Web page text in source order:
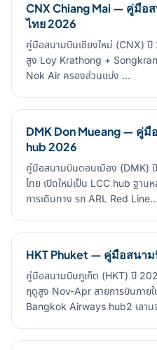
CNX Chiang Mai — คู่มือ
ไทย 2026
คู่มือสนามบินเชียงใหม่ (CNX)
สูง Loy Krathong +
Nok Air ครองส่วนแบ่ง …
DMK Don Mueang — คู่
hub 2026
คู่มือสนามบินดอนเมือง (DMK)
ไทย เปิดใหม่เป็น LCC hub ฐา
การเดินทาง รถ ARL Red Line…
HKT Phuket — คู่มือสนา
คู่มือสนามบินภูเก็ต (HKT) ปี
ฤดูสูง Nov-Apr สายการบินภายใ
Bangkok Airways hub2 เลา